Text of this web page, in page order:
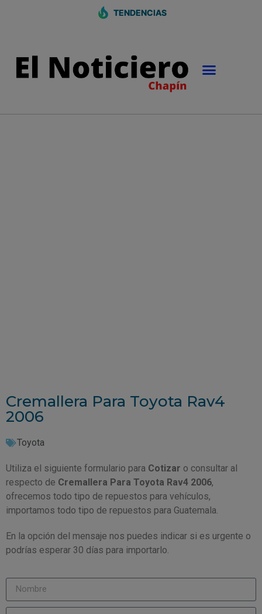
TENDENCIAS
Cremallera Para Toyota Rav4
2006
Toyota
Utiliza el siguiente formulario para Cotizar o consultar al
respecto de Cremallera Para Toyota Rav4 2006,
ofrecemos todo tipo de repuestos para vehículos,
importamos todo tipo de repuestos para Guatemala.
En la opción del mensaje nos puedes indicar si es urgente o
podrías esperar 30 días para importarlo.